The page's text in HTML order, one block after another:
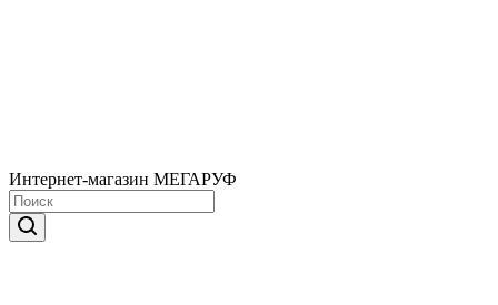
Интернет-магазин МЕГАРУФ